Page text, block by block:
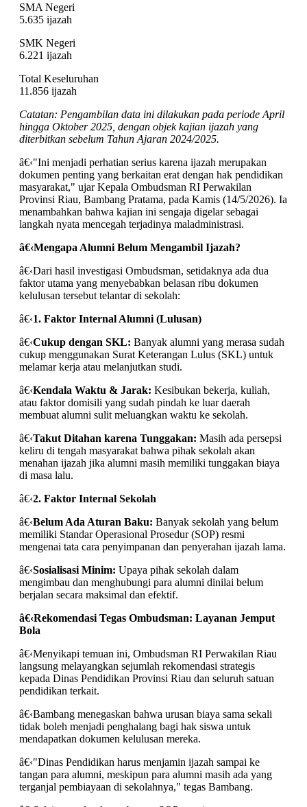
SMA Negeri
5.635 ijazah
SMK Negeri
6.221 ijazah
Total Keseluruhan
11.856 ijazah
Catatan: Pengambilan data ini dilakukan pada periode April
hingga Oktober 2025, dengan objek kajian ijazah yang
diterbitkan sebelum Tahun Ajaran 2024/2025.
â€‹"Ini menjadi perhatian serius karena ijazah merupakan
dokumen penting yang berkaitan erat dengan hak pendidikan
masyarakat," ujar Kepala Ombudsman RI Perwakilan
Provinsi Riau, Bambang Pratama, pada Kamis (14/5/2026). Ia
menambahkan bahwa kajian ini sengaja digelar sebagai
langkah nyata mencegah terjadinya maladministrasi.
â€‹Mengapa Alumni Belum Mengambil Ijazah?
â€‹Dari hasil investigasi Ombudsman, setidaknya ada dua
faktor utama yang menyebabkan belasan ribu dokumen
kelulusan tersebut telantar di sekolah:
â€‹1. Faktor Internal Alumni (Lulusan)
â€‹Cukup dengan SKL: Banyak alumni yang merasa sudah
cukup menggunakan Surat Keterangan Lulus (SKL) untuk
melamar kerja atau melanjutkan studi.
â€‹Kendala Waktu & Jarak: Kesibukan bekerja, kuliah,
atau faktor domisili yang sudah pindah ke luar daerah
membuat alumni sulit meluangkan waktu ke sekolah.
â€‹Takut Ditahan karena Tunggakan: Masih ada persepsi
keliru di tengah masyarakat bahwa pihak sekolah akan
menahan ijazah jika alumni masih memiliki tunggakan biaya
di masa lalu.
â€‹2. Faktor Internal Sekolah
â€‹Belum Ada Aturan Baku: Banyak sekolah yang belum
memiliki Standar Operasional Prosedur (SOP) resmi
mengenai tata cara penyimpanan dan penyerahan ijazah lama.
â€‹Sosialisasi Minim: Upaya pihak sekolah dalam
mengimbau dan menghubungi para alumni dinilai belum
berjalan secara maksimal dan efektif.
â€‹Rekomendasi Tegas Ombudsman: Layanan Jemput
Bola
â€‹Menyikapi temuan ini, Ombudsman RI Perwakilan Riau
langsung melayangkan sejumlah rekomendasi strategis
kepada Dinas Pendidikan Provinsi Riau dan seluruh satuan
pendidikan terkait.
â€‹Bambang menegaskan bahwa urusan biaya sama sekali
tidak boleh menjadi penghalang bagi hak siswa untuk
mendapatkan dokumen kelulusan mereka.
â€‹"Dinas Pendidikan harus menjamin ijazah sampai ke
tangan para alumni, meskipun para alumni masih ada yang
terganjal pembiayaan di sekolahnya," tegas Bambang.